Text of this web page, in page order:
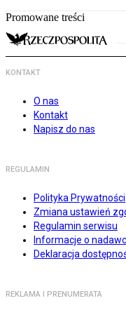
Promowane treści
KONTAKT
O nas
Kontakt
Napisz do nas
REGULAMIN
Polityka Prywatności
Zmiana ustawień
Regulamin serwisu
Informacje o
Deklaracja
REKLAMA I PRENUMERATA